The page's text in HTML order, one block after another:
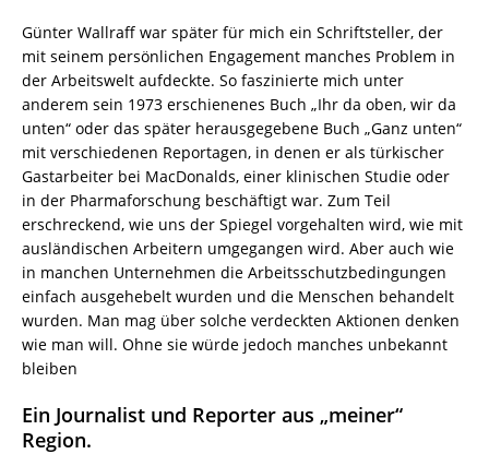
Günter Wallraff war später für mich ein Schriftsteller, der
mit seinem persönlichen Engagement manches Problem in
der Arbeitswelt aufdeckte. So faszinierte mich unter
anderem sein 1973 erschienenes Buch „Ihr da oben, wir da
unten“ oder das später herausgegebene Buch „Ganz unten“
mit verschiedenen Reportagen, in denen er als türkischer
Gastarbeiter bei MacDonalds, einer klinischen Studie oder
in der Pharmaforschung beschäftigt war. Zum Teil
erschreckend, wie uns der Spiegel vorgehalten wird, wie mit
ausländischen Arbeitern umgegangen wird. Aber auch wie
in manchen Unternehmen die Arbeitsschutzbedingungen
einfach ausgehebelt wurden und die Menschen behandelt
wurden. Man mag über solche verdeckten Aktionen denken
wie man will. Ohne sie würde jedoch manches unbekannt
bleiben
Ein Journalist und Reporter aus „meiner“
Region.